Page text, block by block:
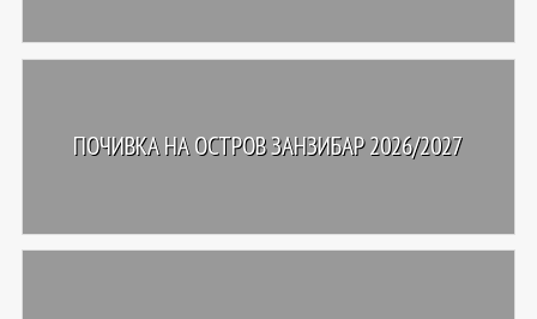
ПОЧИВКА НА ОСТРОВ ЗАНЗИБАР 2026/2027